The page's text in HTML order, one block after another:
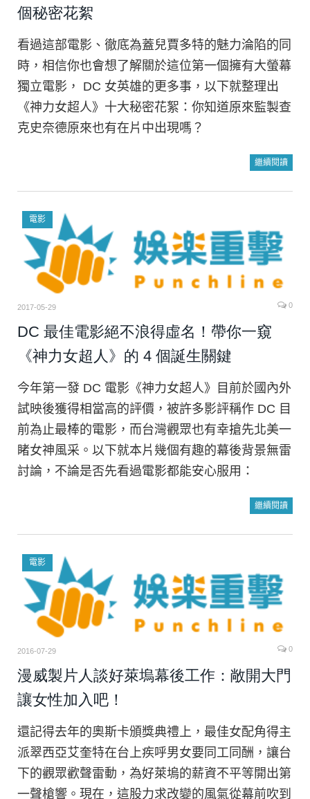
個秘密花絮
看過這部電影、徹底為蓋兒賈多特的魅力淪陷的同
時，相信你也會想了解關於這位第一個擁有大螢幕
獨立電影， DC 女英雄的更多事，以下就整理出
《神力女超人》十大秘密花絮：你知道原來監製查
克史奈德原來也有在片中出現嗎？
繼續閱讀
電影
2017-05-29 0
DC 最佳電影絕不浪得虛名！帶你一窺
《神力女超人》的 4 個誕生關鍵
今年第一發 DC 電影《神力女超人》目前於國內外
試映後獲得相當高的評價，被許多影評稱作 DC 目
前為止最棒的電影，而台灣觀眾也有幸搶先北美一
睹女神風采。以下就本片幾個有趣的幕後背景無雷
討論，不論是否先看過電影都能安心服用：
繼續閱讀
電影
2016-07-29 0
漫威製片人談好萊塢幕後工作：敞開大門
讓女性加入吧！
還記得去年的奧斯卡頒獎典禮上，最佳女配角得主
派翠西亞艾奎特在台上疾呼男女要同工同酬，讓台
下的觀眾歡聲雷動，為好萊塢的薪資不平等開出第
一聲槍響。現在，這股力求改變的風氣從幕前吹到